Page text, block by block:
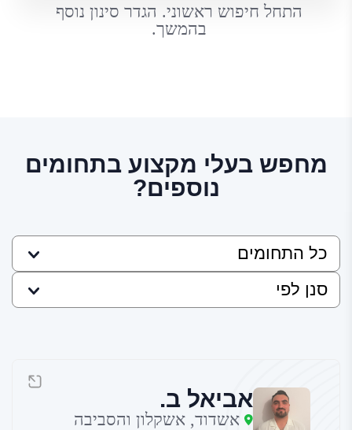
התחל חיפוש ראשוני. הגדר סינון נוסף
בהמשך.
מחפש בעלי מקצוע בתחומים
נוספים?
אביאל ב.
אשדוד, אשקלון והסביבה